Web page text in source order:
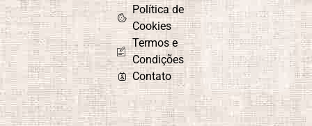
Política de
Cookies
Termos e
Condições
Contato